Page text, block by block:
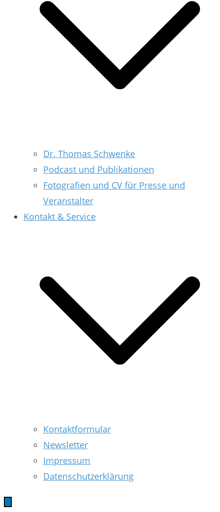
Dr. Thomas Schwenke
Podcast und Publikationen
Fotografien und CV für Presse und
Veranstalter
Kontakt & Service
Kontaktformular
Newsletter
Impressum
Datenschutzerklärung